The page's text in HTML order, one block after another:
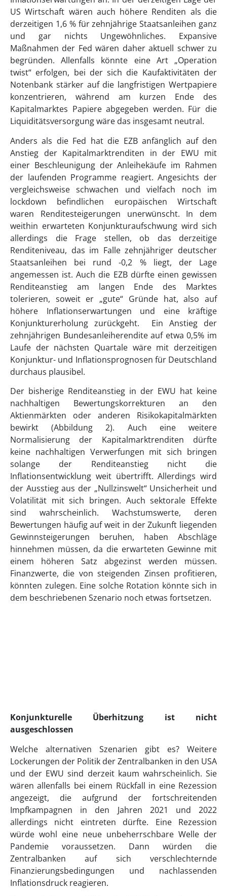
US Wirtschaft wären auch höhere Renditen als die
derzeitigen 1,6 % für zehnjährige Staatsanleihen ganz
und gar nichts Ungewöhnliches. Expansive
Maßnahmen der Fed wären daher aktuell schwer zu
begründen. Allenfalls könnte eine Art „Operation
twist“ erfolgen, bei der sich die Kaufaktivitäten der
Notenbank stärker auf die langfristigen Wertpapiere
konzentrieren, während am kurzen Ende des
Kapitalmarktes Papiere abgegeben werden. Für die
Liquiditätsversorgung wäre das insgesamt neutral.
Anders als die Fed hat die EZB anfänglich auf den
Anstieg der Kapitalmarktrenditen in der EWU mit
einer Beschleunigung der Anleihekäufe im Rahmen
der laufenden Programme reagiert. Angesichts der
vergleichsweise schwachen und vielfach noch im
lockdown befindlichen europäischen Wirtschaft
waren Renditesteigerungen unerwünscht. In dem
weithin erwarteten Konjunkturaufschwung wird sich
allerdings die Frage stellen, ob das derzeitige
Renditeniveau, das im Falle zehnjähriger deutscher
Staatsanleihen bei rund -0,2 % liegt, der Lage
angemessen ist. Auch die EZB dürfte einen gewissen
Renditeanstieg am langen Ende des Marktes
tolerieren, soweit er „gute“ Gründe hat, also auf
höhere Inflationserwartungen und eine kräftige
Konjunkturerholung zurückgeht. Ein Anstieg der
zehnjährigen Bundesanleiherendite auf etwa 0,5% im
Laufe der nächsten Quartale wäre mit derzeitigen
Konjunktur- und Inflationsprognosen für Deutschland
durchaus plausibel.
Der bisherige Renditeanstieg in der EWU hat keine
nachhaltigen Bewertungskorrekturen an den
Aktienmärkten oder anderen Risikokapitalmärkten
bewirkt (Abbildung 2). Auch eine weitere
Normalisierung der Kapitalmarktrenditen dürfte
keine nachhaltigen Verwerfungen mit sich bringen
solange der Renditeanstieg nicht die
Inflationsentwicklung weit übertrifft. Allerdings wird
der Ausstieg aus der „Nullzinswelt“ Unsicherheit und
Volatilität mit sich bringen. Auch sektorale Effekte
sind wahrscheinlich. Wachstumswerte, deren
Bewertungen häufig auf weit in der Zukunft liegenden
Gewinnsteigerungen beruhen, haben Abschläge
hinnehmen müssen, da die erwarteten Gewinne mit
einem höheren Satz abgezinst werden müssen.
Finanzwerte, die von steigenden Zinsen profitieren,
könnten zulegen. Eine solche Rotation könnte sich in
dem beschriebenen Szenario noch etwas fortsetzen.
Konjunkturelle Überhitzung ist nicht
ausgeschlossen
Welche alternativen Szenarien gibt es? Weitere
Lockerungen der Politik der Zentralbanken in den USA
und der EWU sind derzeit kaum wahrscheinlich. Sie
wären allenfalls bei einem Rückfall in eine Rezession
angezeigt, die aufgrund der fortschreitenden
Impfkampagnen in den Jahren 2021 und 2022
allerdings nicht eintreten dürfte. Eine Rezession
würde wohl eine neue unbeherrschbare Welle der
Pandemie voraussetzen. Dann würden die
Zentralbanken auf sich verschlechternde
Finanzierungsbedingungen und nachlassenden
Inflationsdruck reagieren.